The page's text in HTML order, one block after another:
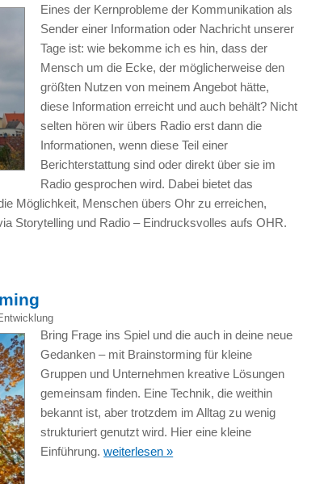
Eines der Kernprobleme der Kommunikation als
Sender einer Information oder Nachricht unserer
Tage ist: wie bekomme ich es hin, dass der
Mensch um die Ecke, der möglicherweise den
größten Nutzen von meinem Angebot hätte,
diese Information erreicht und auch behält? Nicht
selten hören wir übers Radio erst dann die
Informationen, wenn diese Teil einer
Berichterstattung sind oder direkt über sie im
Radio gesprochen wird. Dabei bietet das
Möglichkeit, Menschen übers Ohr zu erreichen,
Storytelling und Radio – Eindrucksvolles aufs OHR.
Bring Frage ins Spiel und die auch in deine neue
Gedanken – mit Brainstorming für kleine
Gruppen und Unternehmen kreative Lösungen
gemeinsam finden. Eine Technik, die weithin
bekannt ist, aber trotzdem im Alltag zu wenig
strukturiert genutzt wird. Hier eine kleine
Einführung.weiterlesen »